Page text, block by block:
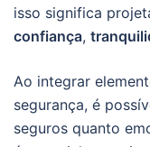
isso significa
confiança,
Ao integrar
segurança, é
seguros quanto